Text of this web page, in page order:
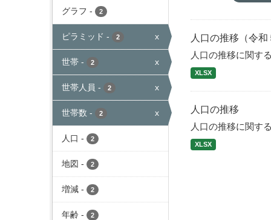
グラフ - 2
ピラミッド - 2 x
世帯 - 2 x
世帯人員 - 2 x
世帯数 - 2 x
人口 - 2
地図 - 2
増減 - 2
年齢 - 2
人口の推移（令和
人口の推移に関す
XLSX
人口の推移
人口の推移に関す
XLSX